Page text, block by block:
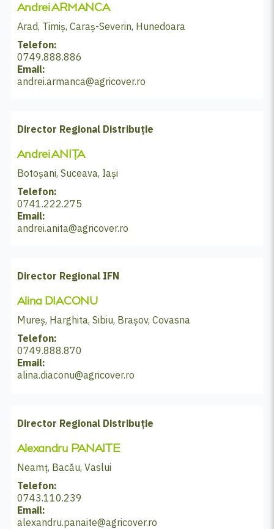
Andrei ARMANCA
Arad, Timiș, Caraș-Severin, Hunedoara
Telefon:
0749.888.886
Email:
andrei.armanca@agricover.ro
Director Regional Distribuție
Andrei ANIȚA
Botoșani, Suceava, Iași
Telefon:
0741.222.275
Email:
andrei.anita@agricover.ro
Director Regional IFN
Alina DIACONU
Mureș, Harghita, Sibiu, Brașov, Covasna
Telefon:
0749.888.870
Email:
alina.diaconu@agricover.ro
Director Regional Distribuție
Alexandru PANAITE
Neamț, Bacău, Vaslui
Telefon:
0743.110.239
Email:
alexandru.panaite@agricover.ro